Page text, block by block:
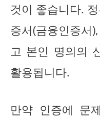
것이 좋습니다.
증서(금융인증서
고 본인 명의의
활용됩니다.
만약 인증에 문